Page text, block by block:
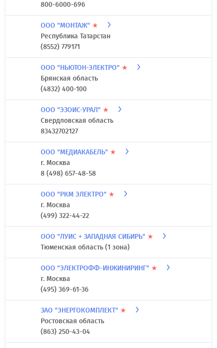
800-6000-696
ООО "МОНТАЖ" ★
Республика Татарстан
(8552) 779171
ООО "НЬЮТОН-ЭЛЕКТРО" ★
Брянская область
(4832) 400-100
ООО "ЭЗОИС-УРАЛ" ★
Свердловская область
83432702127
ООО "МЕДИАКАБЕЛЬ" ★
г. Москва
8 (498) 657-48-58
ООО "РКМ ЭЛЕКТРО" ★
г. Москва
(499) 322-44-22
ООО "ЛУИС + ЗАПАДНАЯ СИБИРЬ" ★
Тюменская область (1 зона)
ООО "ЭЛЕКТРОФФ-ИНЖИНИРИНГ" ★
г. Москва
(495) 369-61-36
ЗАО "ЭНЕРГОКОМПЛЕКТ" ★
Ростовская область
(863) 250-43-04